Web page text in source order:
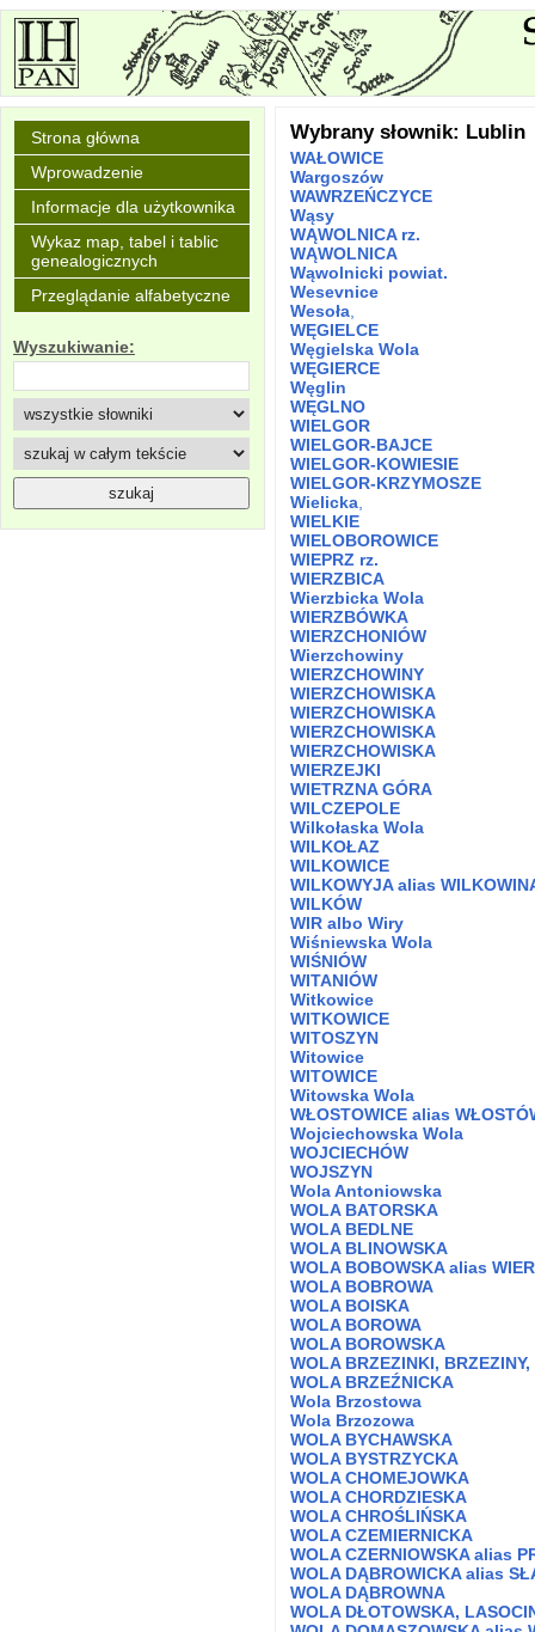
Strona główna
Wprowadzenie
Informacje dla użytkownika
Wykaz map, tabel i tablic
genealogicznych
Przeglądanie alfabetyczne
Wyszukiwanie:
Wybrany słownik: Lublin
WAŁOWICE
Wargoszów
WAWRZEŃCZYCE
Wąsy
WĄWOLNICA rz.
WĄWOLNICA
Wąwolnicki powiat.
Wesevnice
Wesoła
WĘGIELCE
Węgielska Wola
WĘGIERCE
Węglin
WĘGLNO
WIELGOR
WIELGOR-BAJCE
WIELGOR-KOWIESIE
WIELGOR-KRZYMOSZE
Wielicka
WIELKIE
WIELOBOROWICE
WIEPRZ rz.
WIERZBICA
Wierzbicka Wola
WIERZBÓWKA
WIERZCHONIÓW
Wierzchowiny
WIERZCHOWINY
WIERZCHOWISKA
WIERZCHOWISKA
WIERZCHOWISKA
WIERZCHOWISKA
WIERZEJKI
WIETRZNA GÓRA
WILCZEPOLE
Wilkołaska Wola
WILKOŁAZ
WILKOWICE
WILKOWYJA alias
WILKÓW
WIR albo Wiry
Wiśniewska Wola
WIŚNIÓW
WITANIÓW
Witkowice
WITKOWICE
WITOSZYN
Witowice
WITOWICE
Witowska Wola
WŁOSTOWICE alias
Wojciechowska Wola
WOJCIECHÓW
WOJSZYN
Wola Antoniowska
WOLA BATORSKA
WOLA BEDLNE
WOLA BLINOWSKA
WOLA BOBOWSKA alias
WOLA BOBROWA
WOLA BOISKA
WOLA BOROWA
WOLA BOROWSKA
WOLA BRZEZINKI,
WOLA BRZEŹNICKA
Wola Brzostowa
Wola Brzozowa
WOLA BYCHAWSKA
WOLA BYSTRZYCKA
WOLA CHOMEJOWKA
WOLA CHORDZIESKA
WOLA CHROŚLIŃSKA
WOLA CZEMIERNICKA
WOLA CZERNIOWSKA alias
WOLA DĄBROWICKA alias
WOLA DĄBROWNA
WOLA DŁOTOWSKA,